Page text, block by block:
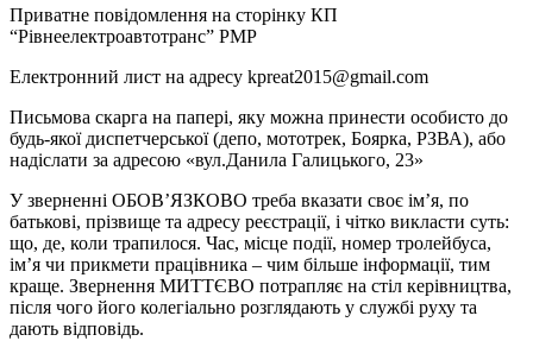
Приватне повідомлення на сторінку КП
“Рівнеелектроавтотранс” РМР
Електронний лист на адресу kpreat2015@gmail.com
Письмова скарга на папері, яку можна принести особисто до
будь-якої диспетчерської (депо, мототрек, Боярка, РЗВА), або
надіслати за адресою «вул.Данила Галицького, 23»
У зверненні ОБОВ’ЯЗКОВО треба вказати своє ім’я, по
батькові, прізвище та адресу реєстрації, і чітко викласти суть:
що, де, коли трапилося. Час, місце події, номер тролейбуса,
ім’я чи прикмети працівника – чим більше інформації, тим
краще. Звернення МИТТЄВО потрапляє на стіл керівництва,
після чого його колегіально розглядають у службі руху та
дають відповідь.